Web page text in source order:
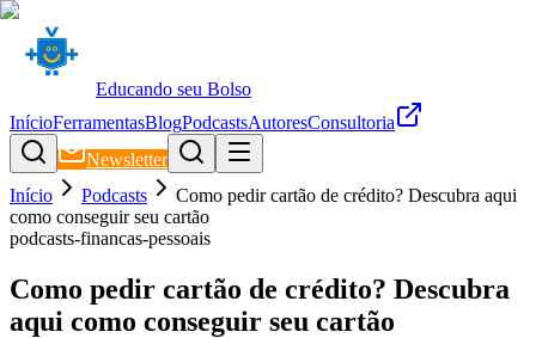
Educando seu Bolso
InícioFerramentasBlogPodcastsAutoresConsultoria
Newsletter
Início
Podcasts
Como pedir cartão de crédito? Descubra aqui
como conseguir seu cartão
podcasts-financas-pessoais
Como pedir cartão de crédito? Descubra
aqui como conseguir seu cartão